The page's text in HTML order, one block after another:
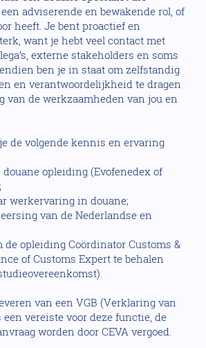
adviserende en bewakende rol, of
heeft. Je bent proactief en
want je hebt veel contact met
externe stakeholders en soms
ben je in staat om zelfstandig
en verantwoordelijkheid te dragen
van de werkzaamheden van jou en
de volgende kennis en ervaring
douane opleiding (Evofenedex of
werkervaring in douane;
van de Nederlandse en
de opleiding Coördinator Customs &
of Customs Expert te behalen
van een VGB (Verklaring van
een vereiste voor deze functie, de
worden door CEVA vergoed.